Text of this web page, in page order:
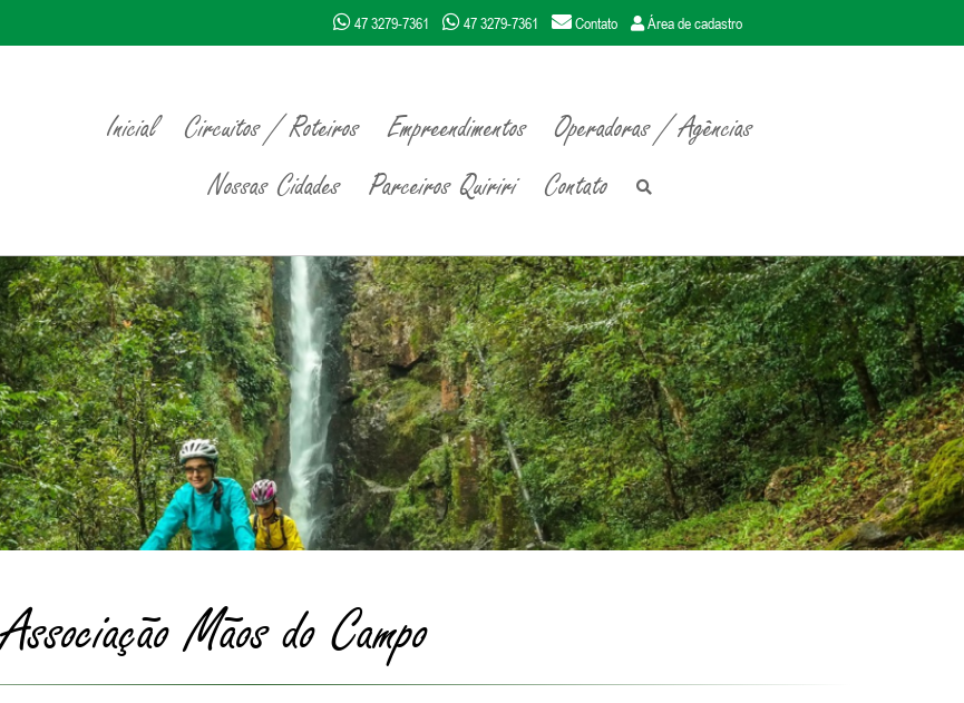
47 3279-7361 47 3279-7361 Contato Área de cadastro
Inicial Circuitos / Roteiros Empreendimentos
Operadoras / Agências
Nossas Cidades
Parceiros Quiriri Contato
Associação Mãos do Campo